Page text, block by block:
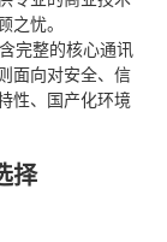
忧。
完整的核心通讯
面向对安全、信
性、国产化环境
择